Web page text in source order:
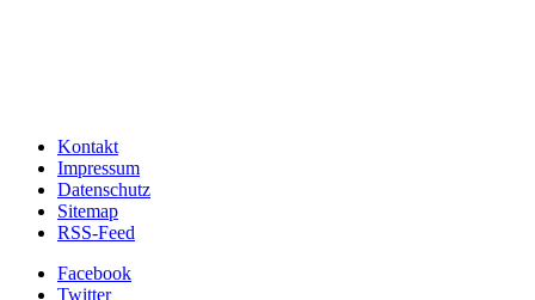
Kontakt
Impressum
Datenschutz
Sitemap
RSS-Feed
Facebook
Twitter